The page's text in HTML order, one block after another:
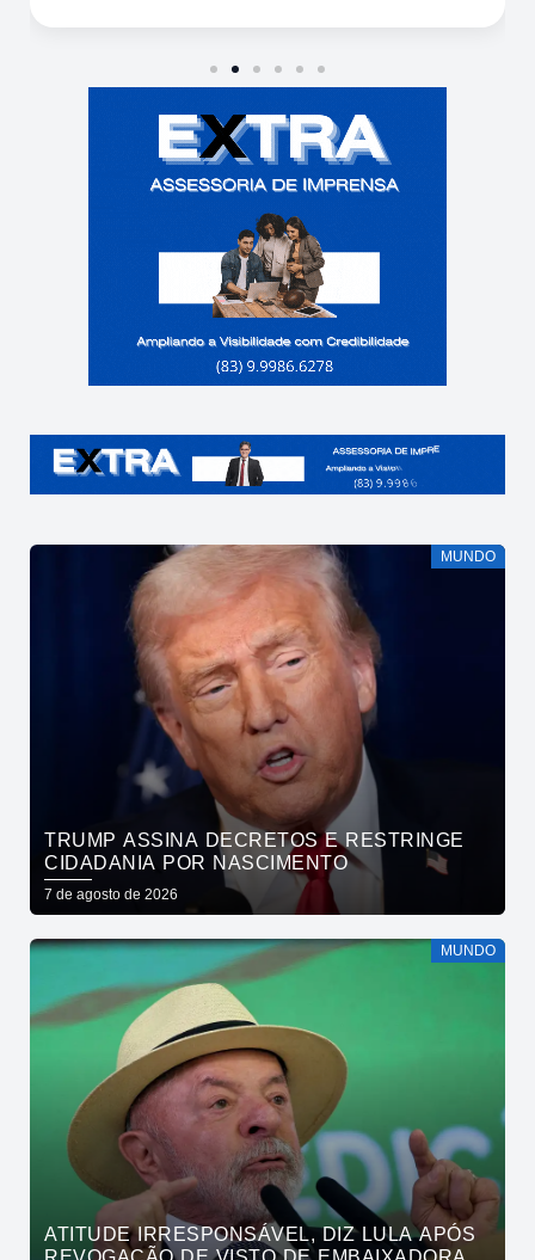
MUNDO
TRUMP ASSINA DECRETOS E RESTRINGE
CIDADANIA POR NASCIMENTO
7 de agosto de 2026
MUNDO
ATITUDE IRRESPONSÁVEL, DIZ LULA APÓS